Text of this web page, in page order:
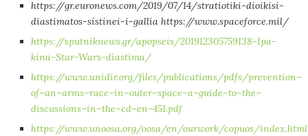
https://gr.euronews.com/2019/07/14/stratiotiki-dioikisi-
diastimatos-sistinei-i-gallia https://www.spaceforce.mil/
https://sputniknews.gr/apopseis/201912305759138-Ipa-
kina-Star-Wars-diastima/
https://www.unidir.org/files/publications/pdfs/prevention–
of–an–arms–race–in–outer–space–a–guide–to–the–
discussions–in–the–cd–en-451.pdf
https://www.unoosa.org/oosa/en/ourwork/copuos/index.html